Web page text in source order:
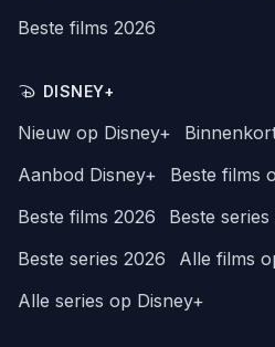
Beste films 2026
DISNEY+
Nieuw op Disney+
Aanbod Disney+
Beste films
Beste films 2026
Beste
Beste series 2026
Alle films
Alle series op Disney+